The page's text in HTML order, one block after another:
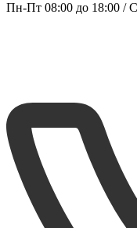
Пн-Пт 08:00 до 18:00 /